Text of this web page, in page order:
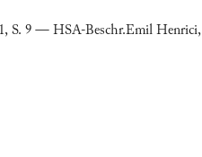
S. 9 — HSA-Beschr.Emil